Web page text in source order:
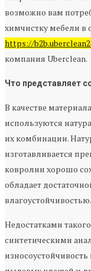
возможно вам
химчистку мебели в
https://
компания Uberclean.
Что представляет
В качестве
используются
их комбинации.
изготавливается
ковролин хорошо
обладает
влагоустойчивостью.
Недостатками
синтетическими